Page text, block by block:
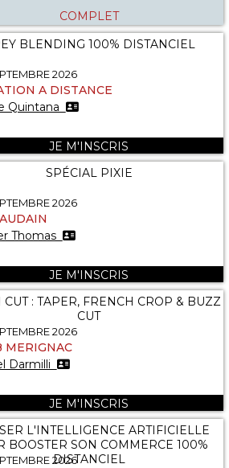
COMPLET
BLENDING 100% DISTANCIEL
2026
A DISTANCE
Quintana
JE M'INSCRIS
SPÉCIAL PIXIE
2026
Thomas
JE M'INSCRIS
CUT : TAPER, FRENCH CROP & BUZZ
CUT
2026
MERIGNAC
Darmilli
JE M'INSCRIS
L'INTELLIGENCE ARTIFICIELLE
BOOSTER SON COMMERCE 100%
DISTANCIEL
2026